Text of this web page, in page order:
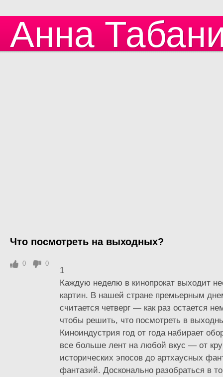
Анна
Что посмотреть на выходных?
1
Каждую неделю в кинопрокат выходит
картин. В нашей стране премьерным
считается четверг — как раз остается
чтобы решить, что посмотреть в
Киноиндустрия год от года набирает
все больше лент на любой вкус — от
исторических эпосов до артхаусных
фантазий. Досконально разобраться в
0 0